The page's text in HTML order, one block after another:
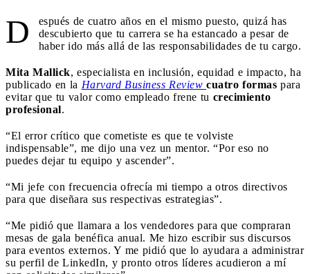
D
espués de cuatro años en el mismo puesto, quizá has
descubierto que tu carrera se ha estancado a pesar de
haber ido más allá de las responsabilidades de tu cargo.
Mita Mallick, especialista en inclusión, equidad e impacto, ha
publicado en la Harvard Business Review cuatro formas para
evitar que tu valor como empleado frene tu crecimiento
profesional.
“El error crítico que cometiste es que te volviste
indispensable”, me dijo una vez un mentor. “Por eso no
puedes dejar tu equipo y ascender”.
“Mi jefe con frecuencia ofrecía mi tiempo a otros directivos
para que diseñara sus respectivas estrategias”.
“Me pidió que llamara a los vendedores para que compraran
mesas de gala benéfica anual. Me hizo escribir sus discursos
para eventos externos. Y me pidió que lo ayudara a administrar
su perfil de LinkedIn, y pronto otros líderes acudieron a mí